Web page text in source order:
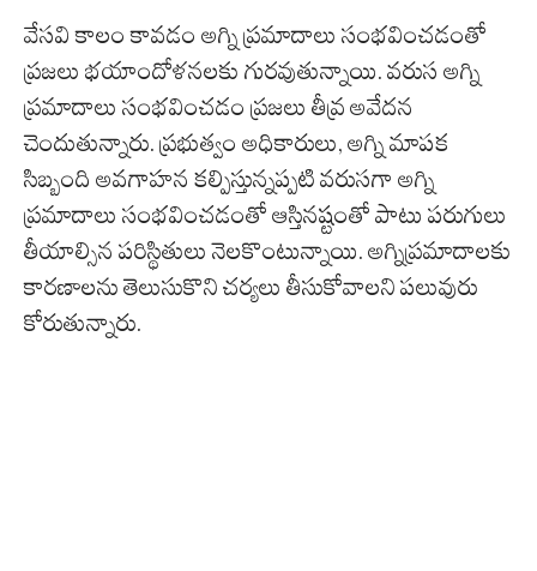
వేస‌వి కాలం కావ‌డం అగ్ని ప్ర‌మాదాలు సంభ‌వించ‌డంతో
ప్ర‌జ‌లు భయాందోళ‌న‌ల‌కు గుర‌వుతున్నాయి. వ‌రుస అగ్ని
ప్ర‌మాదాలు సంభ‌వించ‌డం ప్ర‌జ‌లు తీవ్ర అవేద‌న
చెందుతున్నారు. ప్ర‌భుత్వం అధికారులు, అగ్ని మాప‌క
సిబ్బంది అవ‌గాహ‌న క‌ల్పిస్తున్న‌ప్ప‌టి వ‌రుస‌గా అగ్ని
ప్ర‌మాదాలు సంభ‌వించ‌డంతో ఆస్తిన‌ష్టంతో పాటు ప‌రుగులు
తీయాల్సిన ప‌రిస్థితులు నెల‌కొంటున్నాయి. అగ్నిప్ర‌మాదాల‌కు
కార‌ణాల‌ను తెలుసుకొని చ‌ర్య‌లు తీసుకోవాల‌ని ప‌లువురు
కోరుతున్నారు.